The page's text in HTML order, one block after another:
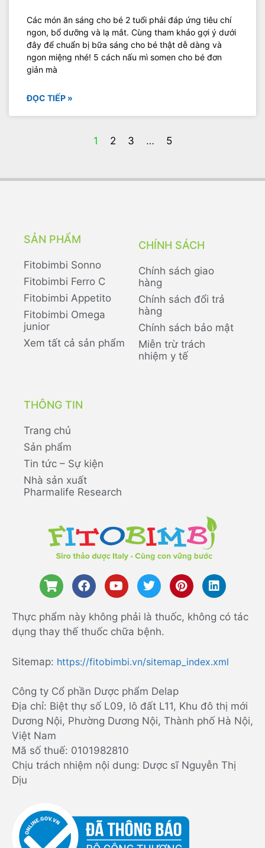
Các món ăn sáng cho bé 2 tuổi phải đáp ứng tiêu chí
ngon, bổ dưỡng và lạ mắt. Cùng tham khảo gợi ý dưới
đây để chuẩn bị bữa sáng cho bé thật dễ dàng và
ngon miệng nhé! 5 cách nấu mì somen cho bé đơn
giản mà
ĐỌC TIẾP »
1 2 3 … 5
SẢN PHẨM
Fitobimbi Sonno
Fitobimbi Ferro C
Fitobimbi Appetito
Fitobimbi Omega
junior
Xem tất cả sản phẩm
CHÍNH SÁCH
Chính sách giao
hàng
Chính sách đổi trả
hàng
Chính sách bảo mật
Miễn trừ trách
nhiệm y tế
THÔNG TIN
Trang chủ
Sản phẩm
Tin tức – Sự kiện
Nhà sản xuất
Pharmalife Research
Thực phẩm này không phải là thuốc, không có tác
dụng thay thế thuốc chữa bệnh.
Sitemap: https://fitobimbi.vn/sitemap_index.xml
Công ty Cổ phần Dược phẩm Delap
Địa chỉ: Biệt thự số L09, lô đất L11, Khu đô thị mới
Dương Nội, Phường Dương Nội, Thành phố Hà Nội,
Việt Nam
Mã số thuế: 0101982810
Chịu trách nhiệm nội dung: Dược sĩ Nguyễn Thị
Dịu